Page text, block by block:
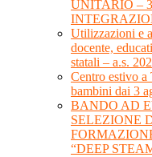
UNITARIO –
Utilizzazioni e
docente,
statali – a.s.
Centro estivo
bambini dai 3
BANDO AD
SELEZIONE
“DEEP